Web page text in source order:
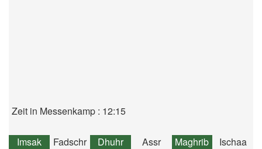
Zeit in Messenkamp : 12:15
Imsak Fadschr Dhuhr Assr Maghrib Ischaa